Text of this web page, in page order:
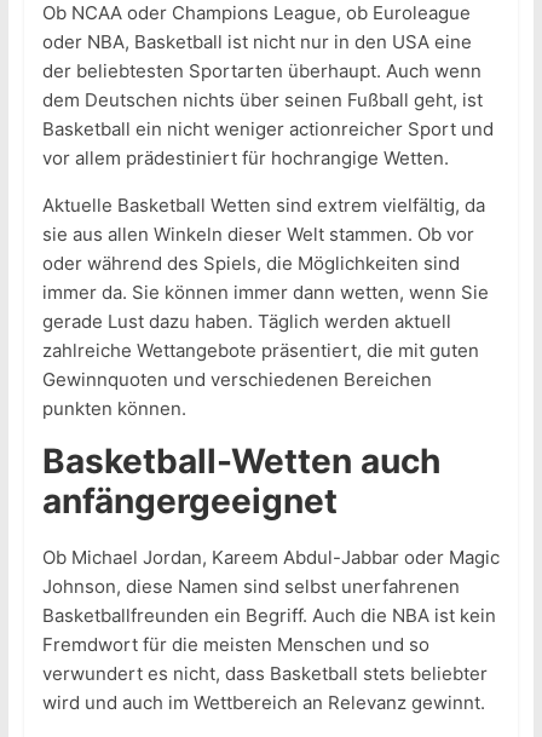
Ob NCAA oder Champions League, ob Euroleague
oder NBA, Basketball ist nicht nur in den USA eine
der beliebtesten Sportarten überhaupt. Auch wenn
dem Deutschen nichts über seinen Fußball geht, ist
Basketball ein nicht weniger actionreicher Sport und
vor allem prädestiniert für hochrangige Wetten.
Aktuelle Basketball Wetten sind extrem vielfältig, da
sie aus allen Winkeln dieser Welt stammen. Ob vor
oder während des Spiels, die Möglichkeiten sind
immer da. Sie können immer dann wetten, wenn Sie
gerade Lust dazu haben. Täglich werden aktuell
zahlreiche Wettangebote präsentiert, die mit guten
Gewinnquoten und verschiedenen Bereichen
punkten können.
Basketball-Wetten auch
anfängergeeignet
Ob Michael Jordan, Kareem Abdul-Jabbar oder Magic
Johnson, diese Namen sind selbst unerfahrenen
Basketballfreunden ein Begriff. Auch die NBA ist kein
Fremdwort für die meisten Menschen und so
verwundert es nicht, dass Basketball stets beliebter
wird und auch im Wettbereich an Relevanz gewinnt.